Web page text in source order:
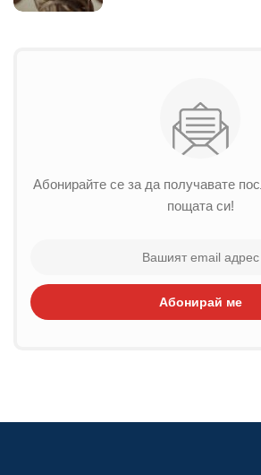
Абонирайте се за да получавате
пощата си!
Абонирай ме